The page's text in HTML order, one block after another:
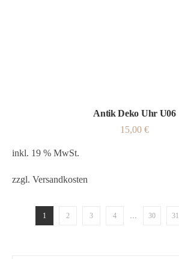
Antik Deko Uhr U06
15,00 €
inkl. 19 % MwSt.
zzgl. Versandkosten
1 2 3 4 … 30 31